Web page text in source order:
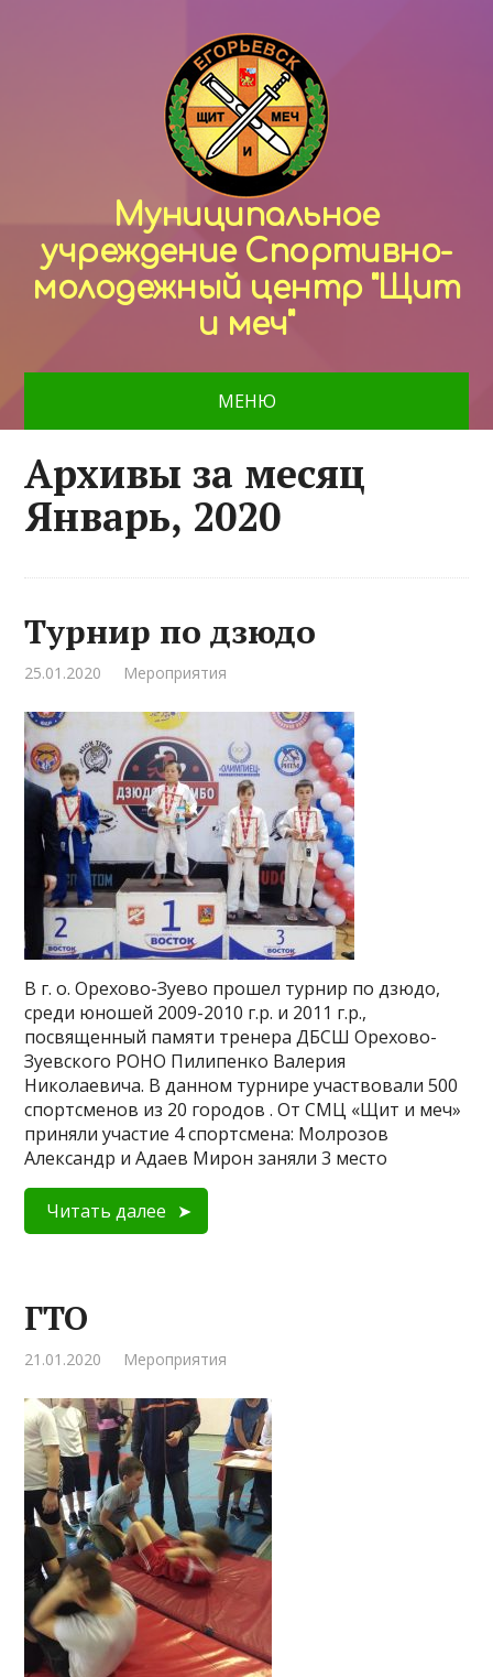
Муниципальное
учреждение Спортивно-
молодежный центр "Щит
и меч"
МЕНЮ
Архивы за месяц
Январь, 2020
Турнир по дзюдо
25.01.2020 Мероприятия
В г. о. Орехово-Зуево прошел турнир по дзюдо,
среди юношей 2009-2010 г.р. и 2011 г.р.,
посвященный памяти тренера ДБСШ Орехово-
Зуевского РОНО Пилипенко Валерия
Николаевича. В данном турнире участвовали 500
спортсменов из 20 городов . От СМЦ «Щит и меч»
приняли участие 4 спортсмена: Молрозов
Александр и Адаев Мирон заняли 3 место
Читать далее
ГТО
21.01.2020 Мероприятия